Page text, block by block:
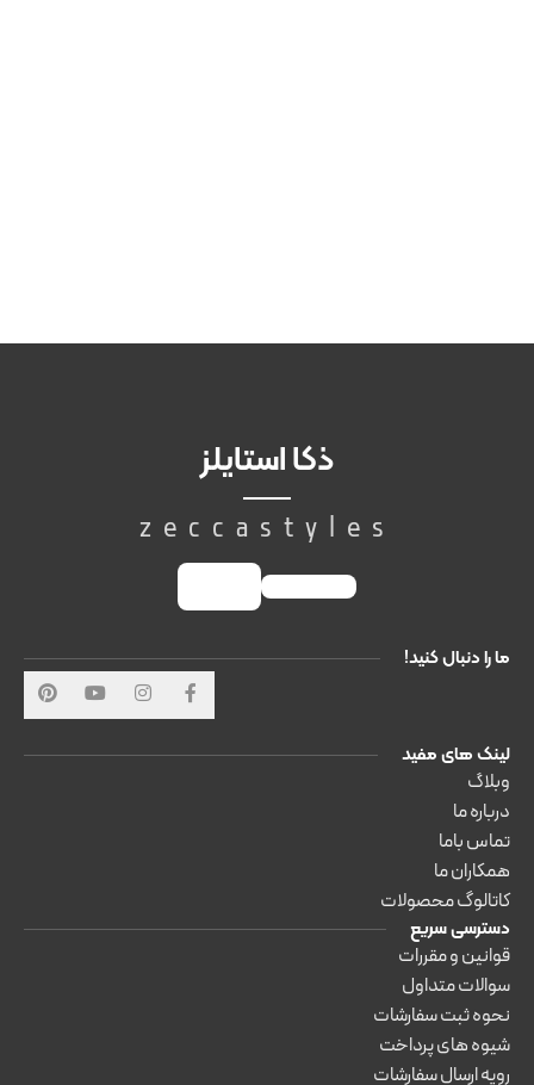
لینک های مفید
وبلاگ
درباره ما
تماس باما
همکاران ما
کاتالوگ محصولات
دسترسی سریع
قوانین و مقررات
سوالات متداول
نحوه ثبت سفارشات
شیوه های پرداخت
رویه ارسال سفارشات
ذکا استایلز
zeccastyles
ما را دنبال کنید!